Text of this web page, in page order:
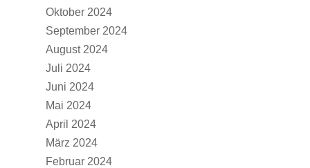
Oktober 2024
September 2024
August 2024
Juli 2024
Juni 2024
Mai 2024
April 2024
März 2024
Februar 2024